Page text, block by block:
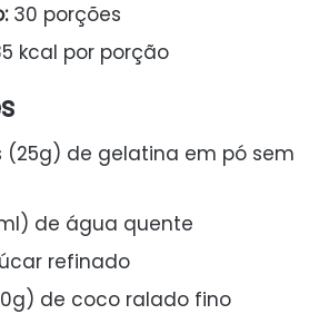
30 porções
kcal por porção
(25g) de gelatina em pó sem
de água quente
refinado
de coco ralado fino